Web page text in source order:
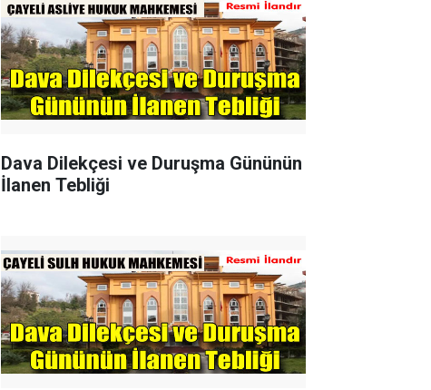
Dava Dilekçesi ve Duruşma Gününün
İlanen Tebliği